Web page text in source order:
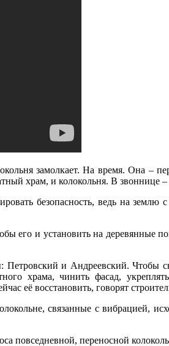
замолкает. На время. Она –
храм, и колокольня. В
безопасность, ведь на
его и установить на деревянные
и Андреевский. Чтобы
храма, чинить фасад,
её восстановить, говорят
связанные с вибрацией,
повседневной, переносной